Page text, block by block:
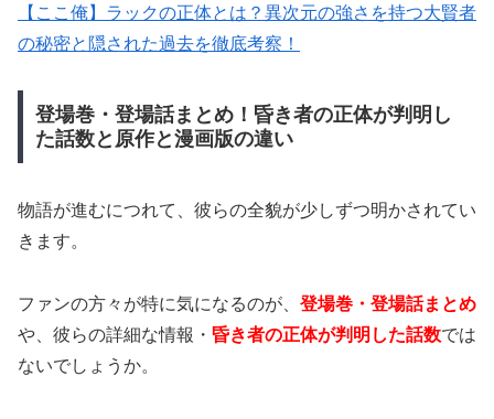
【ここ俺】ラックの正体とは？異次元の強さを持つ大賢者
の秘密と隠された過去を徹底考察！
登場巻・登場話まとめ！昏き者の正体が判明し
た話数と原作と漫画版の違い
物語が進むにつれて、彼らの全貌が少しずつ明かされてい
きます。
ファンの方々が特に気になるのが、 登場巻・登場話まとめ
や、彼らの詳細な情報・ 昏き者の正体が判明した話数では
ないでしょうか。